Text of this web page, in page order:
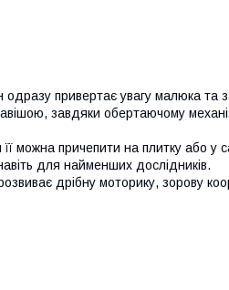
одразу привертає увагу малюка та
завдяки обертаючому
можна причепити на плитку або у
для найменших дослідників.
дрібну моторику, зорову